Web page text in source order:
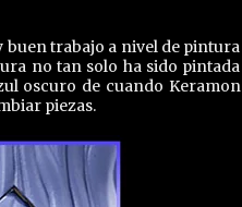
buen trabajo a nivel de pintura
no tan solo ha sido pintada
oscuro de cuando Keramon
piezas.